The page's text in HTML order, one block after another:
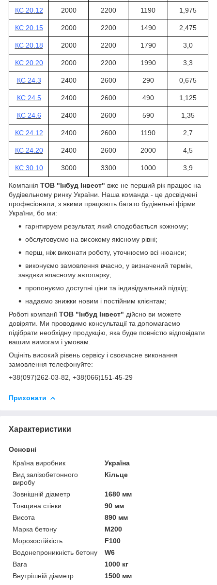
КС 20.12 2000 2200 1190 1,975
КС 20.15 2000 2200 1490 2,475
КС 20.18 2000 2200 1790 3,0
КС 20.20 2000 2200 1990 3,3
КС 24.3 2400 2600 290 0,675
КС 24.5 2400 2600 490 1,125
КС 24.6 2400 2600 590 1,35
КС 24.12 2400 2600 1190 2,7
КС 24.20 2400 2600 2000 4,5
КС 30.10 3000 3300 1000 3,9
Компанія ТОВ "Інбуд Інвест" вже не перший рік працює на
будівельному ринку України. Наша команда - це досвідчені
професіонали, з якими працюють багато будівельні фірми
України, бо ми:
гарнтируем результат, який сподобається кожному;
обслуговуємо на високому якісному рівні;
перш, ніж виконати роботу, уточнюємо всі нюанси;
виконуємо замовлення вчасно, у визначений термін,
завдяки власному автопарку;
пропонуємо доступні ціни та індивідуальний підхід;
надаємо знижки новим і постійним клієнтам;
Роботі компанії ТОВ "Інбуд Інвест" дійсно ви можете
довіряти. Ми проводимо консультації та допомагаємо
підібрати необхідну продукцію, яка буде повністю відповідати
вашим вимогам і умовам.
Оцініть високий рівень сервісу і своєчасне виконання
замовлення телефонуйте:
+38(097)262-03-82 , +38(066)151-45-29
Приховати
Характеристики
Основні
Країна виробник
Україна
Вид залізобетонного
виробу
Кільце
Зовнішній діаметр
1680 мм
Товщина стінки
90 мм
Висота
890 мм
Марка бетону
М200
Морозостійкість
F100
Водонепроникність бетону
W6
Вага
1000 кг
Внутрішній діаметр
1500 мм